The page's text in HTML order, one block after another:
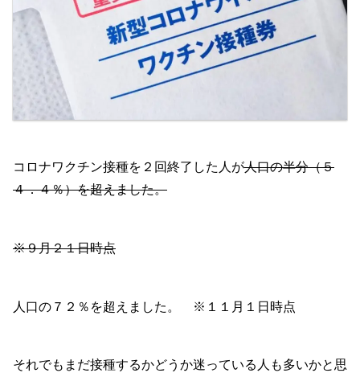
コロナワクチン接種を２回終了した人が人口の半分（５
４．４％）を超えました。
※９月２１日時点
人口の７２％を超えました。 ※１１月１日時点
それでもまだ接種するかどうか迷っている人も多いかと思